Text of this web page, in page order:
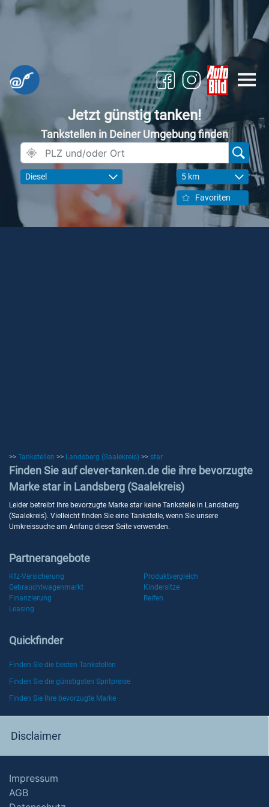
Jetzt günstig tanken!
Tankstellen in Deiner Umgebung finden
Diesel 5 km
Favoriten
>> Tankstellen >> Landsberg (Saalekreis) >> star
Finden Sie auf clever-tanken.de die ihre bevorzugte
Marke star in Landsberg (Saalekreis)
Leider betreibt Ihre bevorzugte Marke star keine Tankstelle in Landsberg
(Saalekreis). Vielleicht finden Sie eine Tankstelle, wenn Sie unsere
Umkreissuche am Anfang dieser Seite verwenden.
Partnerangebote
Kfz-Versicherung
Produktvergleich
Gebrauchtwagenmarkt
Kindersitze
Finanzierung
Reifen
Leasing
Quickfinder
Finden Sie die besten Tankstellen
Finden Sie die günstigsten Spritpreise
Finden Sie Ihre bevorzugte Marke
Disclaimer
Impressum
AGB